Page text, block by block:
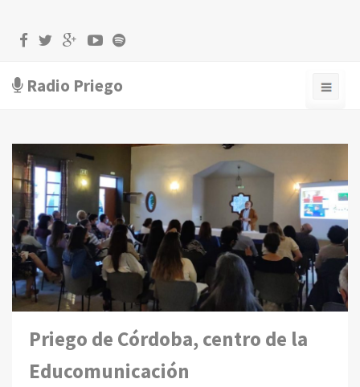
Radio Priego
Priego de Córdoba, centro de la
Educomunicación